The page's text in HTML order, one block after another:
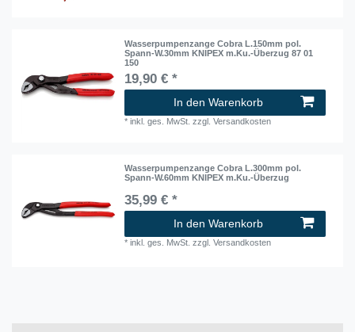
Wasserpumpenzange Cobra L.150mm pol.
Spann-W.30mm KNIPEX m.Ku.-Überzug 87 01
150
19,90 € *
In den Warenkorb
*inkl. ges. MwSt. zzgl.Versandkosten
Wasserpumpenzange Cobra L.300mm pol.
Spann-W.60mm KNIPEX m.Ku.-Überzug
35,99 € *
In den Warenkorb
*inkl. ges. MwSt. zzgl.Versandkosten